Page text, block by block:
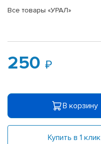
Все товары «УРАЛ»
250
В корзину
Купить в 1 клик